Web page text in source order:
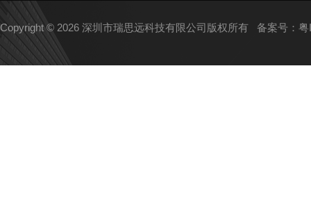
Copyright © 2026 深圳市瑞思远科技有限公司版权所有 备案号：